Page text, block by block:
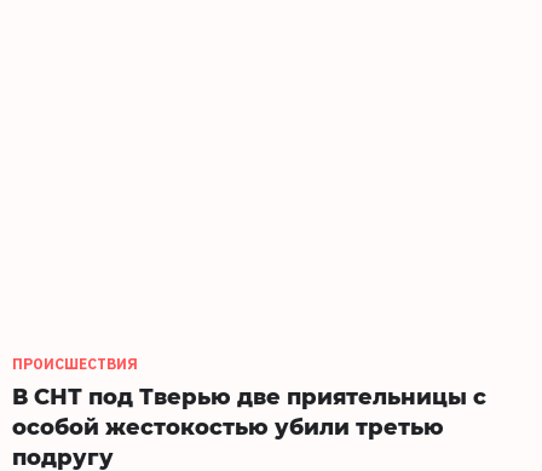
ПРОИСШЕСТВИЯ
В СНТ под Тверью две приятельницы с
особой жестокостью убили третью
подругу